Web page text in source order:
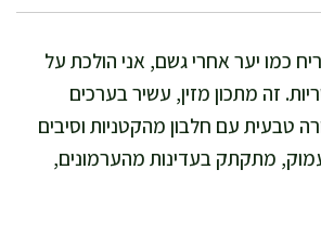
כמו יער אחרי גשם, אני הולכת על
זה מתכון מזין, עשיר בערכים
טבעית עם חלבון מהקטניות וסיבים
מתקתק בעדינות מהערמונים,